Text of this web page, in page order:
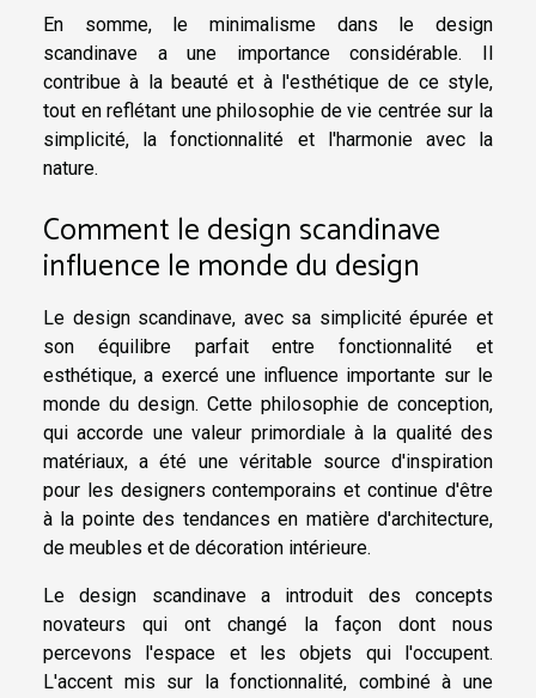
En somme, le minimalisme dans le design
scandinave a une importance considérable. Il
contribue à la beauté et à l'esthétique de ce style,
tout en reflétant une philosophie de vie centrée sur la
simplicité, la fonctionnalité et l'harmonie avec la
nature.
Comment le design scandinave
influence le monde du design
Le design scandinave, avec sa simplicité épurée et
son équilibre parfait entre fonctionnalité et
esthétique, a exercé une influence importante sur le
monde du design. Cette philosophie de conception,
qui accorde une valeur primordiale à la qualité des
matériaux, a été une véritable source d'inspiration
pour les designers contemporains et continue d'être
à la pointe des tendances en matière d'architecture,
de meubles et de décoration intérieure.
Le design scandinave a introduit des concepts
novateurs qui ont changé la façon dont nous
percevons l'espace et les objets qui l'occupent.
L'accent mis sur la fonctionnalité, combiné à une